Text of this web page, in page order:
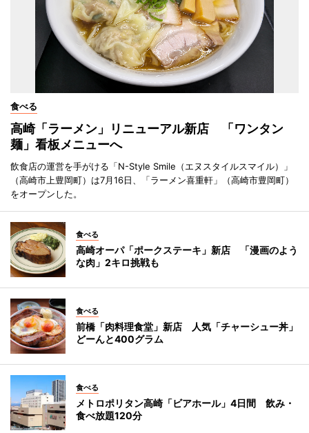
食べる
高崎「ラーメン」リニューアル新店 「ワンタン
麺」看板メニューへ
飲食店の運営を手がける「N-Style Smile（エヌスタイルスマイル）」
（高崎市上豊岡町）は7月16日、「ラーメン喜重軒」（高崎市豊岡町）
をオープンした。
食べる
高崎オーパ「ポークステーキ」新店 「漫画のよう
な肉」2キロ挑戦も
食べる
前橋「肉料理食堂」新店 人気「チャーシュー丼」
どーんと400グラム
食べる
メトロポリタン高崎「ビアホール」4日間 飲み・
食べ放題120分